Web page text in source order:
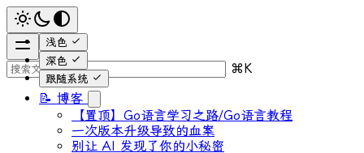
浅色
深色
跟随系统
⌘K
📝 博客
【置顶】Go语言学习之路/Go语言教程
一次版本升级导致的血案
别让 AI 发现了你的小秘密